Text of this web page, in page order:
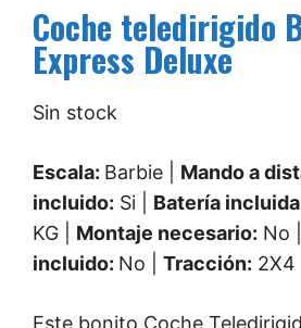
Coche teledirigido
Express Deluxe
Sin stock
Escala: Barbie | Mando a
incluido: Si | Batería
KG | Montaje necesario: No |
incluido: No | Tracción: 2X4
Este bonito Coche